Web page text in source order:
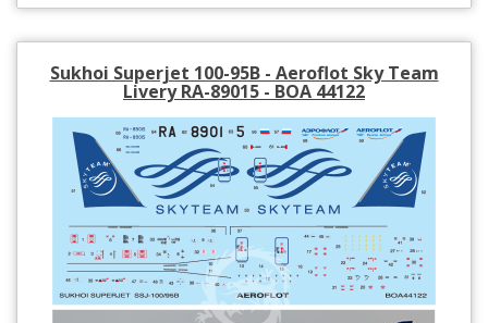
Sukhoi Superjet 100-95B - Aeroflot Sky Team
Livery RA-89015 - BOA 44122